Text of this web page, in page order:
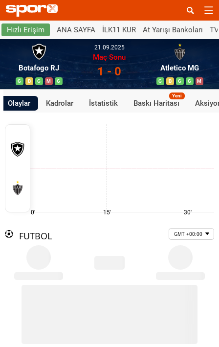
Hızlı Erişim ANA SAYFA İLK11 KUR At Yarışı Bankoları
Botafogo RJ
G B G M G
21.09.2025
Maç Sonu
1 - 0 Atletico MG
G B G G M
Olaylar Kadrolar İstatistik Baskı Haritası
Yeni
0' 15' 30'
FUTBOL GMT +00:00